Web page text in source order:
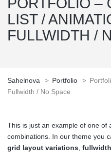
LIST /
FULLWIDTH /
Sahelnova > Portfolio >
Fullwidth / No Space
This is just an example of one of
combinations. In our theme you
grid layout variations